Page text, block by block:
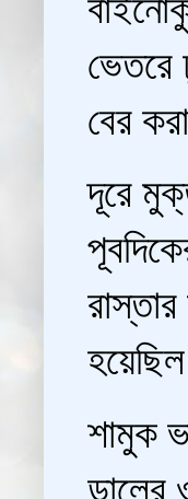
ভেতরে
বের
দূরে
শামুক
ডালের